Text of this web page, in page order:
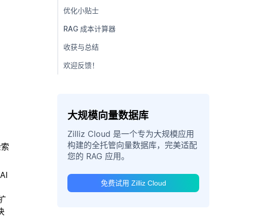
优化小贴士
RAG 成本计算器
收获与总结
欢迎反馈！
大规模向量数据库
Zilliz Cloud 是一个专为大规模应用
构建的全托管向量数据库，完美适配
您的 RAG 应用。
免费试用 Zilliz Cloud